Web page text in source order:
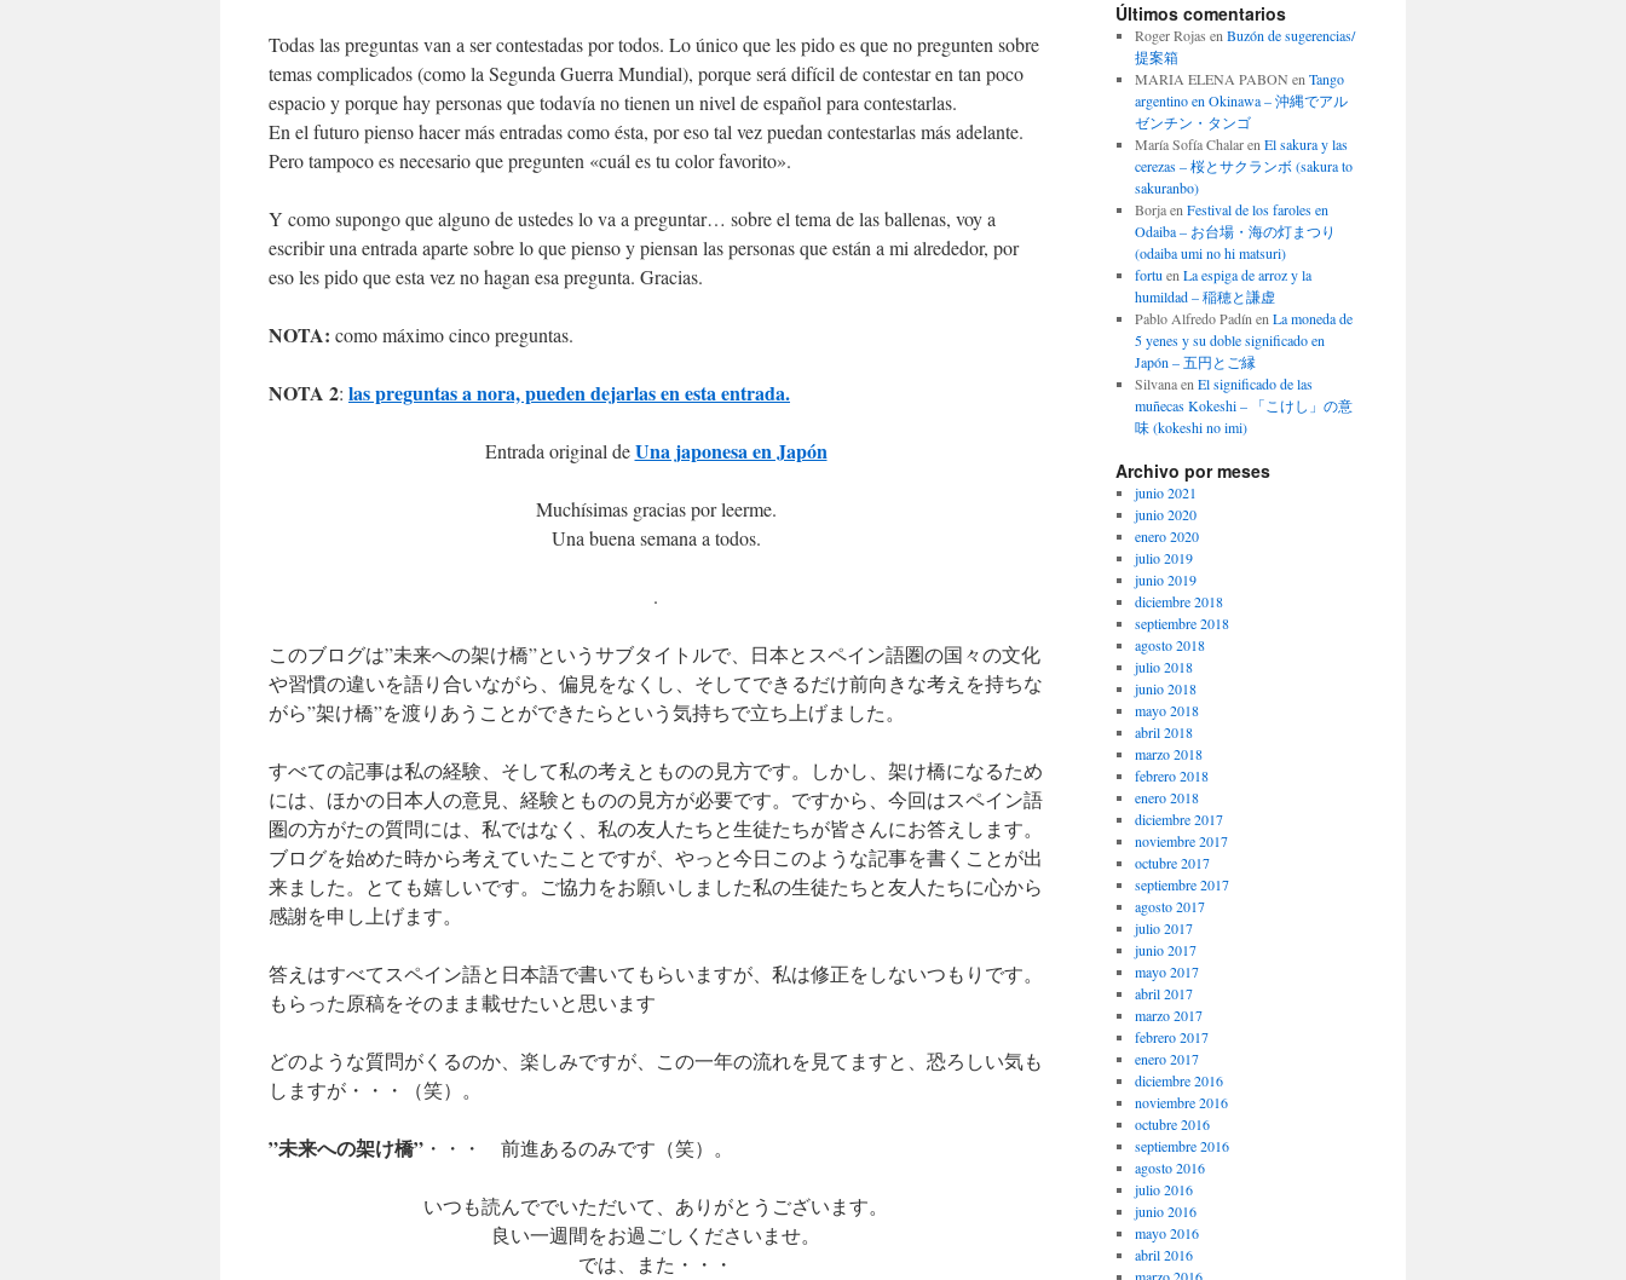
Todas las preguntas van a ser contestadas por todos. Lo único que les pido es que no pregunten sobre
temas complicados (como la Segunda Guerra Mundial), porque será difícil de contestar en tan poco
espacio y porque hay personas que todavía no tienen un nivel de español para contestarlas.
En el futuro pienso hacer más entradas como ésta, por eso tal vez puedan contestarlas más adelante.
Pero tampoco es necesario que pregunten «cuál es tu color favorito».
Y como supongo que alguno de ustedes lo va a preguntar… sobre el tema de las ballenas, voy a
escribir una entrada aparte sobre lo que pienso y piensan las personas que están a mi alrededor, por
eso les pido que esta vez no hagan esa pregunta. Gracias.
NOTA: como máximo cinco preguntas.
NOTA 2: las preguntas a nora, pueden dejarlas en esta entrada.
Entrada original deUna japonesa en Japón
Muchísimas gracias por leerme.
Una buena semana a todos.
.
このブログは”未来への架け橋”というサブタイトルで、日本とスペイン語圏の国々の文化
や習慣の違いを語り合いながら、偏見をなくし、そしてできるだけ前向きな考えを持ちな
がら”架け橋”を渡りあうことができたらという気持ちで立ち上げました。
すべての記事は私の経験、そして私の考えとものの見方です。しかし、架け橋になるため
には、ほかの日本人の意見、経験とものの見方が必要です。ですから、今回はスペイン語
圏の方がたの質問には、私ではなく、私の友人たちと生徒たちが皆さんにお答えします。
ブログを始めた時から考えていたことですが、やっと今日このような記事を書くことが出
来ました。とても嬉しいです。ご協力をお願いしました私の生徒たちと友人たちに心から
感謝を申し上げます。
答えはすべてスペイン語と日本語で書いてもらいますが、私は修正をしないつもりです。
もらった原稿をそのまま載せたいと思います
どのような質問がくるのか、楽しみですが、この一年の流れを見てますと、恐ろしい気も
しますが・・・（笑）。
”未来への架け橋” ・・・ 前進あるのみです（笑）。
いつも読んででいただいて、ありがとうございます。
良い一週間をお過ごしくださいませ。
では、また・・・
Últimos comentarios
Roger Rojas en Buzón de sugerencias/
提案箱
MARIA ELENA PABON en Tango
argentino en Okinawa – 沖縄でアル
ゼンチン・タンゴ
María Sofía Chalaren El sakura y las
cerezas – 桜とサクランボ (sakura to
sakuranbo)
Borjaen Festival de los faroles en
Odaiba – お台場・海の灯まつり
(odaiba umi no hi matsuri)
fortu en La espiga de arroz y la
humildad – 稲穂と謙虚
Pablo Alfredo Padín en La moneda de
5 yenes y su doble significado en
Japón – 五円とご縁
Silvanaen El significado de las
muñecas Kokeshi – 「こけし」の意
味 (kokeshi no imi)
Archivo por meses
junio 2021
junio 2020
enero 2020
julio 2019
junio 2019
diciembre 2018
septiembre 2018
agosto 2018
julio 2018
junio 2018
mayo 2018
abril 2018
marzo 2018
febrero 2018
enero 2018
diciembre 2017
noviembre 2017
octubre 2017
septiembre 2017
agosto 2017
julio 2017
junio 2017
mayo 2017
abril 2017
marzo 2017
febrero 2017
enero 2017
diciembre 2016
noviembre 2016
octubre 2016
septiembre 2016
agosto 2016
julio 2016
junio 2016
mayo 2016
abril 2016